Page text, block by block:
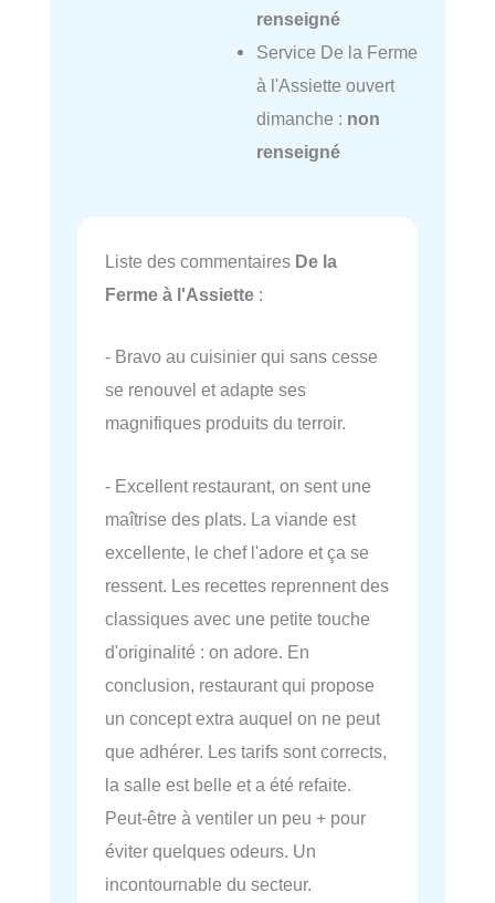
renseigné
Service De la Ferme
à l'Assiette ouvert
dimanche : non
renseigné
Liste des commentaires De la
Ferme à l'Assiette :
- Bravo au cuisinier qui sans cesse
se renouvel et adapte ses
magnifiques produits du terroir.
- Excellent restaurant, on sent une
maîtrise des plats. La viande est
excellente, le chef l'adore et ça se
ressent. Les recettes reprennent des
classiques avec une petite touche
d'originalité : on adore. En
conclusion, restaurant qui propose
un concept extra auquel on ne peut
que adhérer. Les tarifs sont corrects,
la salle est belle et a été refaite.
Peut-être à ventiler un peu + pour
éviter quelques odeurs. Un
incontournable du secteur.